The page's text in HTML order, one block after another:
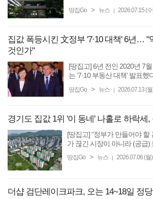
여 공정위로부터 총 10억원
땅집Go > 뉴스 | 2026.07.15 (
집값 폭등시킨 文정부 '7·10 대책' 6년… "
것인가"
[땅집고] 6년 전인 2020년 7
는 ‘7·10 부동산 대책’ 발표
정부가 26차례 발표한 대책
땅집Go > 뉴스 | 2026.07.13 (
경기도 집값 1위 '이 동네' 나홀로 하락세
[땅집고] “정부가 만들어야 할
가 끊긴 시장이 아니라 (공급)
이 적용된 서울 수도권 주요
땅집Go > 뉴스 | 2026.07.06 (월)
더샵 검단레이크파크, 오는 14~18일 정